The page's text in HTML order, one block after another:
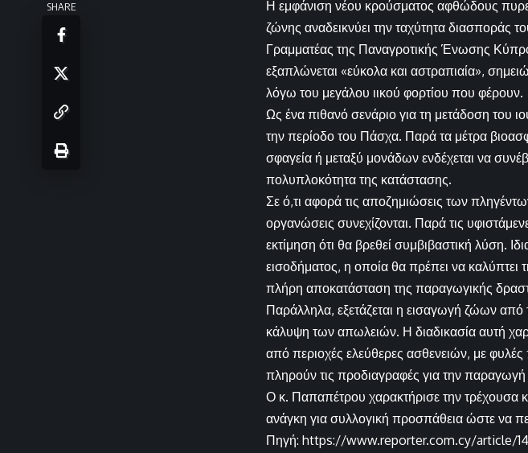
SHARE
Η εμφάνιση νέου κρούσματος αφθώδους
ζώνης αναδεικνύει την ταχύτητα διασποράς
Γραμματέας της Παναγροτικής Ένωσης
εξαπλώνεται «εύκολα και αστραπιαία»,
λόγω του μεγάλου ιικού φορτίου που φέρουν.
Ως ένα πιθανό σενάριο για τη μετάδοση του
την περίοδο του Πάσχα. Παρά τα μέτρα
σφαγεία ή μεταξύ μονάδων ενδέχεται να
πολυπλοκότητα της κατάστασης.
Σε ό,τι αφορά τις αποζημιώσεις των
οργανώσεις συνεχίζονται. Παρά τις
εκτίμηση ότι θα βρεθεί συμβιβαστική λύση.
εισοδήματος, η οποία θα πρέπει να καλύπτει
πλήρη αποκατάσταση της παραγωγικής
Παράλληλα, εξετάζεται η εισαγωγή ζώων από
κάλυψη των απωλειών. Η διαδικασία αυτή
από περιοχές ελεύθερες ασθενειών, με
πληρούν τις προδιαγραφές για την παραγωγή
Ο κ. Παπαπέτρου χαρακτήρισε την τρέχουσα
ανάγκη για συλλογική προσπάθεια ώστε να
Πηγή: https://www.reporter.com.cy/article/